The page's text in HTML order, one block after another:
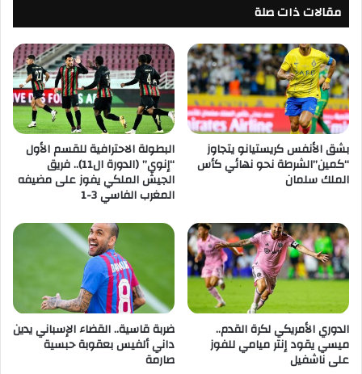
مقالات ذات صلة
بشق الأنفس كريستيانو يتجاوز
“كمين”الشرطة نحو نهائي كأس
الملك سلمان
البطولة الاحترافية للقسم الأول
“إنوي” (الدورة ال11).. فريق
الجيش الملكي يفوز على مضيفه
المغرب الفاسي 3-1
الدوري الأمريكي لكرة القدم..
ميسي يقود إنتر ميامي للفوز
على ناشفيل
ضربة قاسية.. القضاء الإسباني يدين
داني ألفيس بعقوبة حبسية
صارمة